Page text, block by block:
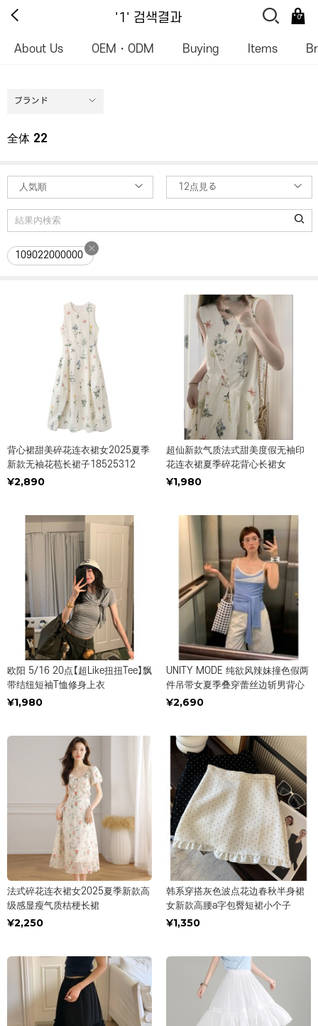
'1' 검색결과 0
About Us OEM・ODM Buying Items
ブランド
全体 22
人気順 12点見る
109022000000
背心裙甜美碎花连衣裙女2025夏季
新款无袖花苞长裙子18525312
¥2,890
超仙新款气质法式甜美度假无袖印
花连衣裙夏季碎花背心长裙女
¥1,980
欧阳 5/16 20点【超Like扭扭Tee】飘
带结纽短袖T恤修身上衣
¥1,980
UNITY MODE 纯欲风辣妹撞色假两
件吊带女夏季叠穿蕾丝边斩男背心
¥2,690
法式碎花连衣裙女2025夏季新款高
级感显瘦气质桔梗长裙
¥2,250
韩系穿搭灰色波点花边春秋半身裙
女新款高腰a字包臀短裙小个子
¥1,350